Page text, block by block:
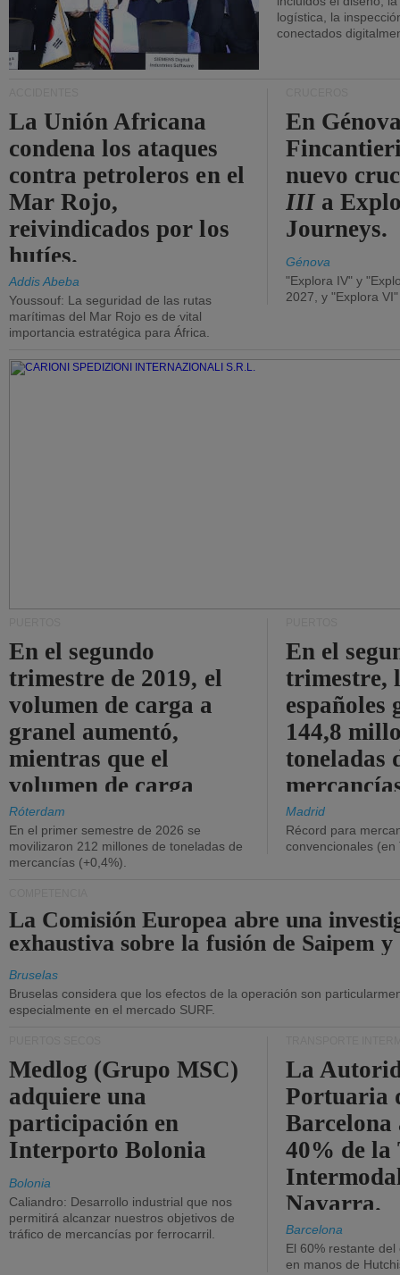
logística, la
conectados
La Unión Africana
condena los ataques
contra petroleros en el
Mar Rojo,
reivindicados por los
hutíes.
Addis Abeba
Youssouf: La seguridad de las rutas
marítimas del Mar Rojo es de vital
importancia estratégica para África.
En
nuevo
III a
Journeys.
Génova
"Explora IV" y
2027, y "Explora
En el segundo
trimestre de 2019, el
volumen de carga a
granel aumentó,
mientras que el
volumen de carga
general disminuyó.
Róterdam
En el primer semestre de 2026 se
movilizaron 212 millones de toneladas de
mercancías (+0,4%).
En el
trimestre,
españoles
144,8
toneladas
Madrid
Récord para
convencionales (en
La Comisión Europea abre una
exhaustiva sobre la fusión de Saipem y
Bruselas
Bruselas considera que los efectos de la operación son
especialmente en el mercado SURF.
Medlog (Grupo MSC)
adquiere una
participación en
Interporto Bolonia
Bolonia
Caliandro: Desarrollo industrial que nos
permitirá alcanzar nuestros objetivos de
tráfico de mercancías por ferrocarril.
La
Portuaria
40% de la
Navarra.
Barcelona
El 60% restante
en manos de